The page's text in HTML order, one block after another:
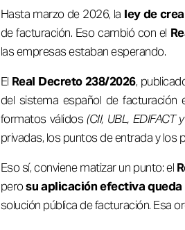
Hasta marzo de 2026, la ley de
de facturación. Eso cambió con el
las empresas estaban esperando.
El Real Decreto 238/2026,
del sistema español de facturación
formatos válidos(CII, UBL, EDIFACT
privadas, los puntos de entrada y los
Eso sí, conviene matizar un punto: el
perosu aplicación efectiva
solución pública de facturación. Esa